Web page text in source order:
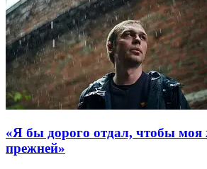
«Я бы дорого отдал, чтобы моя
прежней»